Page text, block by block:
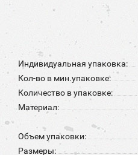
Индивидуальная упаковка:
Кол-во в мин.упаковке:
Количество в упаковке:
Материал:
Объем упаковки:
Размеры: